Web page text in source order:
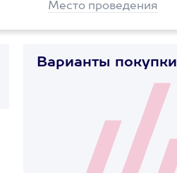
Место проведения
Варианты покупки